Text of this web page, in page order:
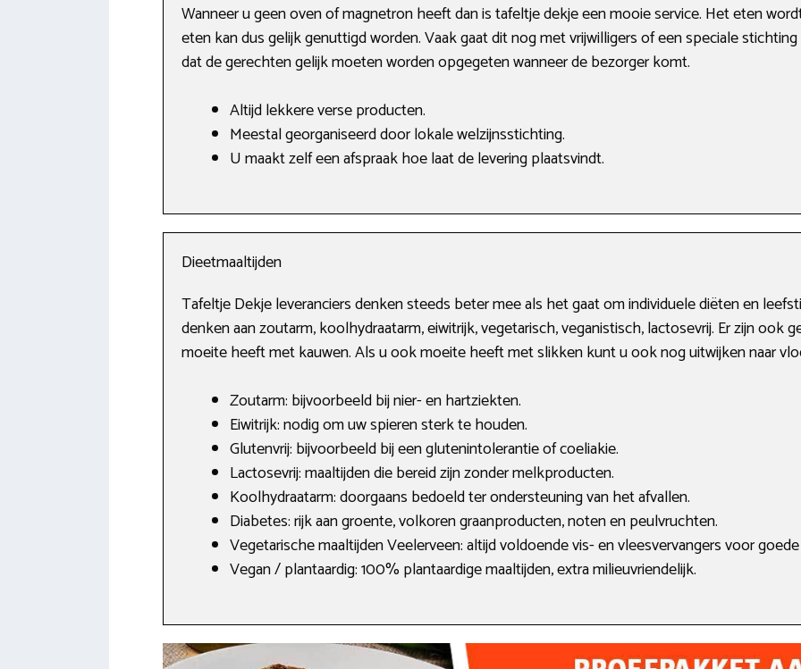
Wanneer u geen oven of magnetron heeft dan is tafeltje dekje een mooie service. Het eten
eten kan dus gelijk genuttigd worden. Vaak gaat dit nog met vrijwilligers of een speciale
dat de gerechten gelijk moeten worden opgegeten wanneer de bezorger komt.
Altijd lekkere verse producten.
Meestal georganiseerd door lokale welzijnsstichting.
U maakt zelf een afspraak hoe laat de levering plaatsvindt.
Dieetmaaltijden
Tafeltje Dekje leveranciers denken steeds beter mee als het gaat om individuele diëten en
denken aan zoutarm, koolhydraatarm, eiwitrijk, vegetarisch, veganistisch, lactosevrij. Er zijn ook
moeite heeft met kauwen. Als u ook moeite heeft met slikken kunt u ook nog uitwijken naar
Zoutarm: bijvoorbeeld bij nier- en hartziekten.
Eiwitrijk: nodig om uw spieren sterk te houden.
Glutenvrij: bijvoorbeeld bij een glutenintolerantie of coeliakie.
Lactosevrij: maaltijden die bereid zijn zonder melkproducten.
Koolhydraatarm: doorgaans bedoeld ter ondersteuning van het afvallen.
Diabetes: rijk aan groente, volkoren graanproducten, noten en peulvruchten.
Vegetarische maaltijden Veelerveen: altijd voldoende vis- en vleesvervangers voor
Vegan / plantaardig: 100% plantaardige maaltijden, extra milieuvriendelijk.